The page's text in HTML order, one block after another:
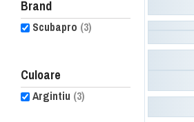
Brand
Scubapro (3)
Culoare
Argintiu (3)